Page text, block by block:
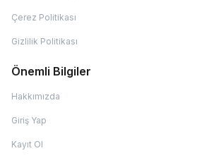
Çerez Politikası
Gizlilik Politikası
Önemli Bilgiler
Hakkımızda
Giriş Yap
Kayıt Ol